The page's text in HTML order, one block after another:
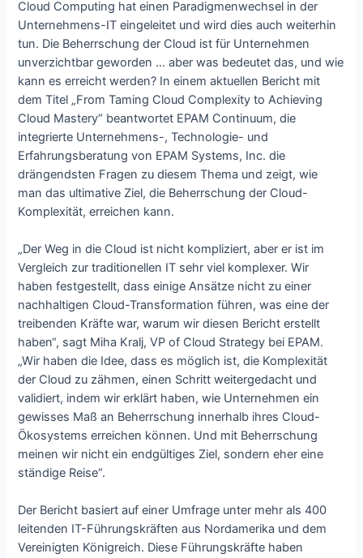
Cloud Computing hat einen Paradigmenwechsel in der
Unternehmens-IT eingeleitet und wird dies auch weiterhin
tun. Die Beherrschung der Cloud ist für Unternehmen
unverzichtbar geworden … aber was bedeutet das, und wie
kann es erreicht werden? In einem aktuellen Bericht mit
dem Titel „From Taming Cloud Complexity to Achieving
Cloud Mastery“ beantwortet EPAM Continuum, die
integrierte Unternehmens-, Technologie- und
Erfahrungsberatung von EPAM Systems, Inc. die
drängendsten Fragen zu diesem Thema und zeigt, wie
man das ultimative Ziel, die Beherrschung der Cloud-
Komplexität, erreichen kann.
„Der Weg in die Cloud ist nicht kompliziert, aber er ist im
Vergleich zur traditionellen IT sehr viel komplexer. Wir
haben festgestellt, dass einige Ansätze nicht zu einer
nachhaltigen Cloud-Transformation führen, was eine der
treibenden Kräfte war, warum wir diesen Bericht erstellt
haben“, sagt Miha Kralj, VP of Cloud Strategy bei EPAM.
„Wir haben die Idee, dass es möglich ist, die Komplexität
der Cloud zu zähmen, einen Schritt weitergedacht und
validiert, indem wir erklärt haben, wie Unternehmen ein
gewisses Maß an Beherrschung innerhalb ihres Cloud-
Ökosystems erreichen können. Und mit Beherrschung
meinen wir nicht ein endgültiges Ziel, sondern eher eine
ständige Reise“.
Der Bericht basiert auf einer Umfrage unter mehr als 400
leitenden IT-Führungskräften aus Nordamerika und dem
Vereinigten Königreich. Diese Führungskräfte haben